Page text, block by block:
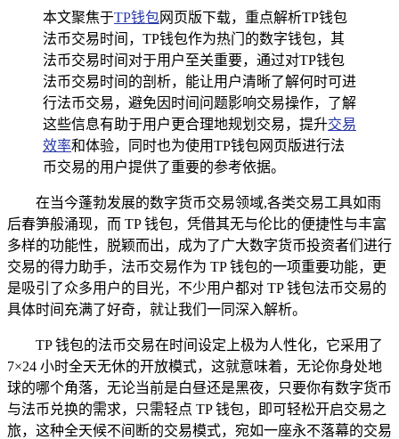
本文聚焦于TP钱包网页版下载，重点解析TP钱包
法币交易时间，TP钱包作为热门的数字钱包，其
法币交易时间对于用户至关重要，通过对TP钱包
法币交易时间的剖析，能让用户清晰了解何时可进
行法币交易，避免因时间问题影响交易操作，了解
这些信息有助于用户更合理地规划交易，提升交易
效率和体验，同时也为使用TP钱包网页版进行法
币交易的用户提供了重要的参考依据。
在当今蓬勃发展的数字货币交易领域,各类交易工具如雨
后春笋般涌现，而 TP 钱包，凭借其无与伦比的便捷性与丰富
多样的功能性，脱颖而出，成为了广大数字货币投资者们进行
交易的得力助手，法币交易作为 TP 钱包的一项重要功能，更
是吸引了众多用户的目光，不少用户都对 TP 钱包法币交易的
具体时间充满了好奇，就让我们一同深入解析。
TP 钱包的法币交易在时间设定上极为人性化，它采用了
7×24 小时全天无休的开放模式，这就意味着，无论你身处地
球的哪个角落，无论当前是白昼还是黑夜，只要你有数字货币
与法币兑换的需求，只需轻点 TP 钱包，即可轻松开启交易之
旅，这种全天候不间断的交易模式，宛如一座永不落幕的交易